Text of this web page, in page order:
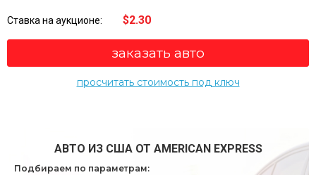
Ставка на аукционе: $2.30
заказать авто
просчитать стоимость под ключ
АВТО ИЗ США ОТ AMERICAN EXPRESS
Подбираем по параметрам: